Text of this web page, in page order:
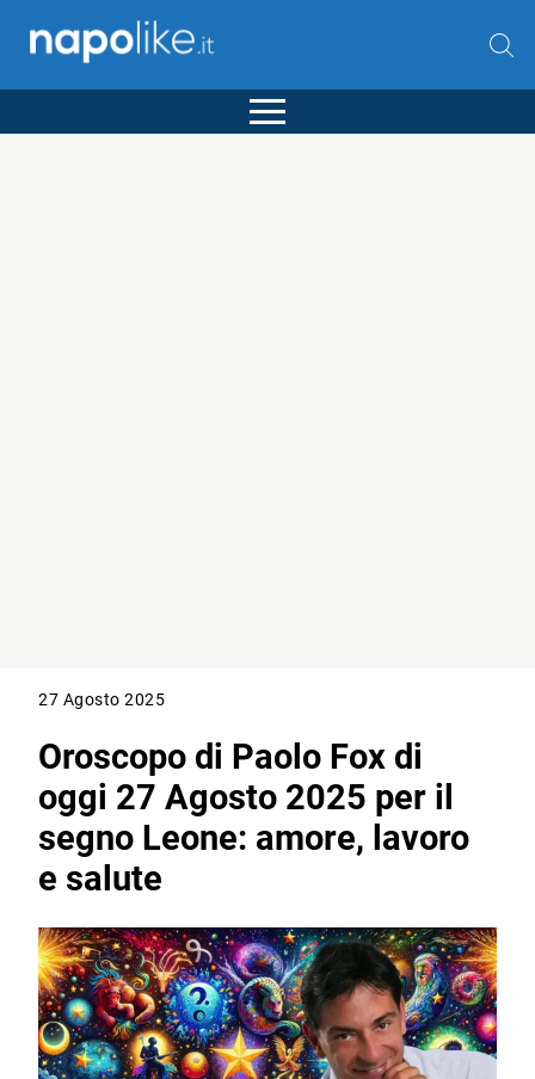
27 Agosto 2025
Oroscopo di Paolo Fox di
oggi 27 Agosto 2025 per il
segno Leone: amore, lavoro
e salute